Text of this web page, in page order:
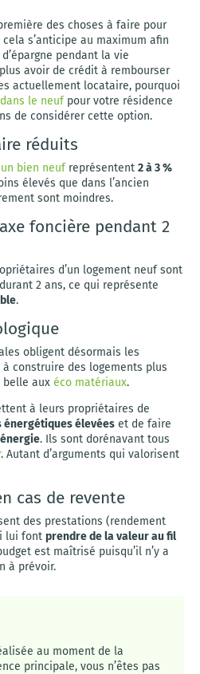
des choses à faire pour
s’anticipe au maximum afin
pendant la vie
avoir de crédit à rembourser
actuellement locataire, pourquoi
le neufpour votre résidence
de considérer cette option.
réduits
bien neufreprésentent 2 à 3 %
élevés que dans l’ancien
sont moindres.
foncière pendant 2
d’un logement neuf sont
2 ans, ce qui représente
.
obligent désormais les
construire des logements plus
aux éco matériaux.
à leurs propriétaires de
élevées et de faire
. Ils sont dorénavant tous
. Autant d’arguments qui valorisent
cas de revente
des prestations (rendement
lui font prendre de la valeur au fil
est maîtrisé puisqu’il n’y a
à prévoir.
au moment de la
principale, vous n’êtes pas